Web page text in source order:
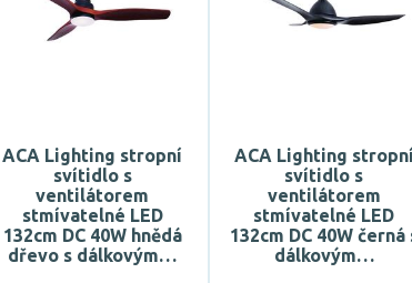
ACA Lighting stropní
svítidlo s
ventilátorem
stmívatelné LED
132cm DC 40W hnědá
dřevo s dálkovým…
ACA Lighting stropní
svítidlo s
ventilátorem
stmívatelné LED
132cm DC 40W černá
dálkovým…